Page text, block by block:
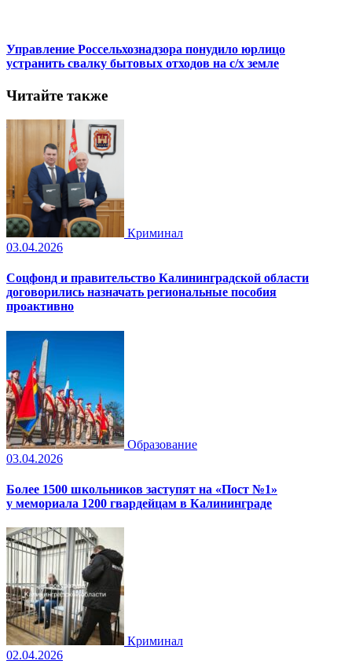
Управление Россельхознадзора понудило юрлицо
устранить свалку бытовых отходов на с/х земле
Читайте также
Криминал
03.04.2026
Соцфонд и правительство Калининградской области
договорились назначать региональные пособия
проактивно
Образование
03.04.2026
Более 1500 школьников заступят на «Пост №1»
у мемориала 1200 гвардейцам в Калининграде
Криминал
02.04.2026